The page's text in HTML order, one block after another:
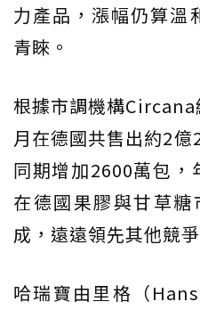
力產品，漲幅仍算溫
青睞。
根據市調機構
月在德國共售出約2
同期增加2600萬包，
在德國果膠與甘草
成，遠遠領先其他競
哈瑞寶由里格（